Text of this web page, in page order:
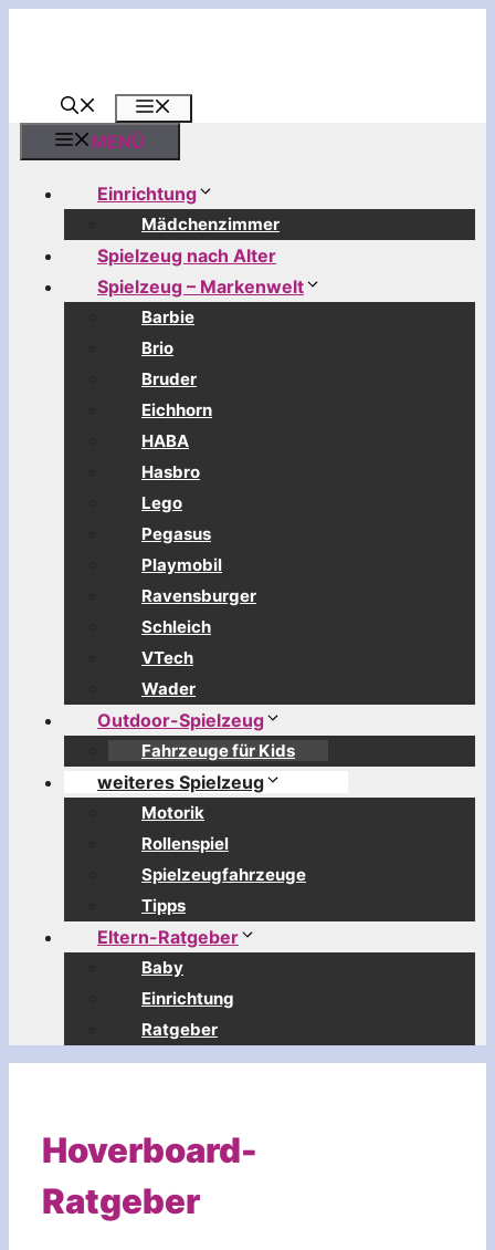
MENÜ
Einrichtung
Mädchenzimmer
Spielzeug nach Alter
Spielzeug – Markenwelt
Barbie
Brio
Bruder
Eichhorn
HABA
Hasbro
Lego
Pegasus
Playmobil
Ravensburger
Schleich
VTech
Wader
Outdoor-Spielzeug
Fahrzeuge für Kids
weiteres Spielzeug
Motorik
Rollenspiel
Spielzeugfahrzeuge
Tipps
Eltern-Ratgeber
Baby
Einrichtung
Ratgeber
Hoverboard-
Ratgeber